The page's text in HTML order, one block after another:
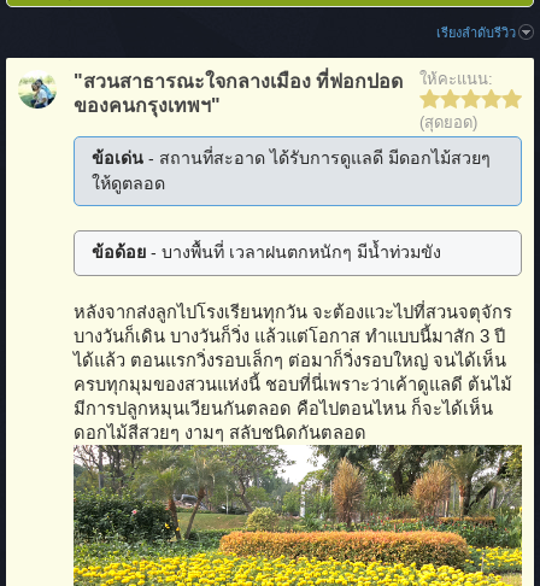
เรียงลำดับรีวิว
ให้คะแนน:
(สุดยอด)
"สวนสาธารณะใจกลางเมือง ที่ฟอกปอด
ของคนกรุงเทพฯ"
ข้อเด่น - สถานที่สะอาด ได้รับการดูแลดี มีดอกไม้สวยๆ
ให้ดูตลอด
ข้อด้อย - บางพื้นที่ เวลาฝนตกหนักๆ มีน้ำท่วมขัง
หลังจากส่งลูกไปโรงเรียนทุกวัน จะต้องแวะไปที่สวนจตุจักร
บางวันก็เดิน บางวันก็วิ่ง แล้วแต่โอกาส ทำแบบนี้มาสัก 3 ปี
ได้แล้ว ตอนแรกวิ่งรอบเล็กๆ ต่อมาก็วิ่งรอบใหญ่ จนได้เห็น
ครบทุกมุมของสวนแห่งนี้ ชอบที่นี่เพราะว่าเค้าดูแลดี ต้นไม้
มีการปลูกหมุนเวียนกันตลอด คือไปตอนไหน ก็จะได้เห็น
ดอกไม้สีสวยๆ งามๆ สลับชนิดกันตลอด